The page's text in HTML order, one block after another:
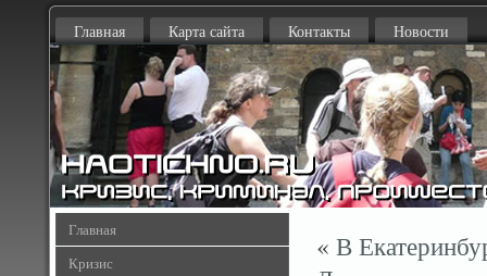
Главная Карта сайта Контакты Новости
Главная
Кризис
« В